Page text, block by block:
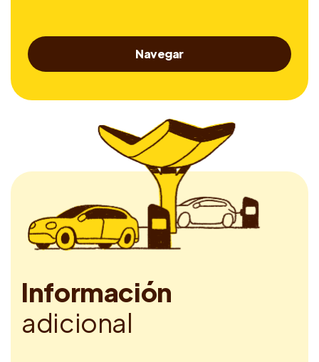
Navegar
Información
adicional